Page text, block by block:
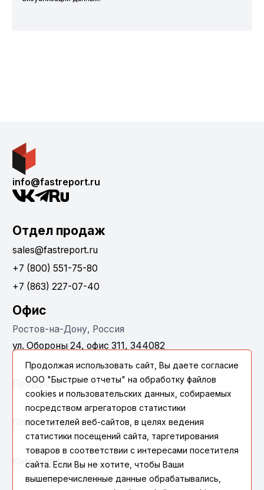
info@fastreport.ru
Отдел продаж
sales@fastreport.ru
+7 (800) 551-75-80
+7 (863) 227-07-40
Офис
Ростов-на-Дону, Россия
ул. Обороны 24, офис 311, 344082
Продукты
Поддержка
Компания
Продолжая использовать сайт, Вы даете согласие
ООО "Быстрые отчеты" на обработку файлов
cookies и пользовательских данных, собираемых
посредством агрегаторов статистики
посетителей веб-сайтов, в целях ведения
статистики посещений сайта, таргетирования
товаров в соответствии с интересами посетителя
сайта. Если Вы не хотите, чтобы Ваши
вышеперечисленные данные обрабатывались,